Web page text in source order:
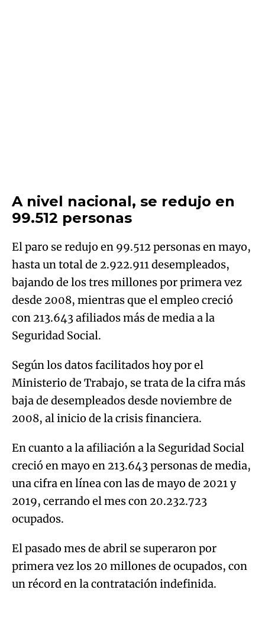
A nivel nacional, se redujo en
99.512 personas
El paro se redujo en 99.512 personas en mayo,
hasta un total de 2.922.911 desempleados,
bajando de los tres millones por primera vez
desde 2008, mientras que el empleo creció
con 213.643 afiliados más de media a la
Seguridad Social.
Según los datos facilitados hoy por el
Ministerio de Trabajo, se trata de la cifra más
baja de desempleados desde noviembre de
2008, al inicio de la crisis financiera.
En cuanto a la afiliación a la Seguridad Social
creció en mayo en 213.643 personas de media,
una cifra en línea con las de mayo de 2021 y
2019, cerrando el mes con 20.232.723
ocupados.
El pasado mes de abril se superaron por
primera vez los 20 millones de ocupados, con
un récord en la contratación indefinida.